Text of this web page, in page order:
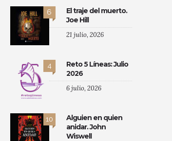
6
El traje del muerto.
Joe Hill
21 julio, 2026
4
Reto 5 Líneas: Julio
2026
6 julio, 2026
10
Alguien en quien
anidar. John
Wiswell